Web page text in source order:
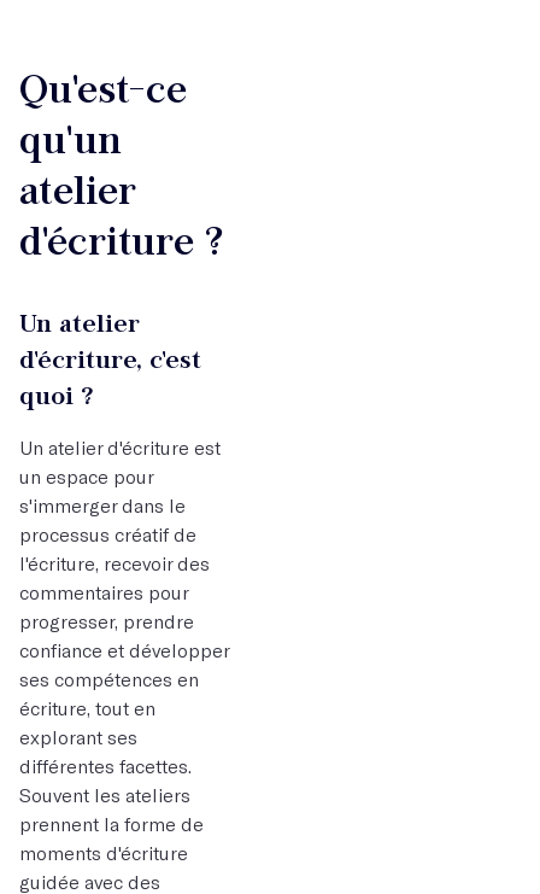
Qu'est-ce
qu'un
atelier
d'écriture ?
Un atelier
d'écriture, c'est
quoi ?
Un atelier d'écriture est
un espace pour
s'immerger dans le
processus créatif de
l'écriture, recevoir des
commentaires pour
progresser, prendre
confiance et développer
ses compétences en
écriture, tout en
explorant ses
différentes facettes.
Souvent les ateliers
prennent la forme de
moments d'écriture
guidée avec des